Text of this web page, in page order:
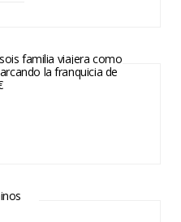
familia viajera como
la franquicia de